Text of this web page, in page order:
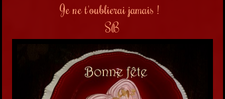
Je ne t'oublierai jamais !
SB